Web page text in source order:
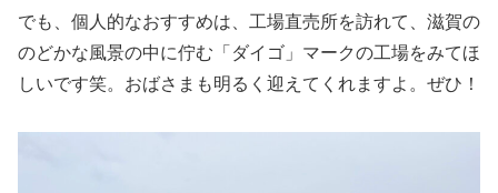
でも、個人的なおすすめは、工場直売所を訪れて、滋賀の
のどかな風景の中に佇む「ダイゴ」マークの工場をみてほ
しいです笑。おばさまも明るく迎えてくれますよ。ぜひ！